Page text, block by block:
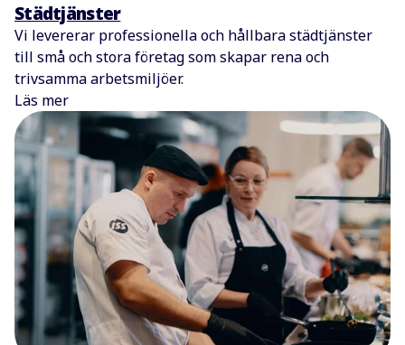
Städtjänster
Vi levererar professionella och hållbara städtjänster
till små och stora företag som skapar rena och
trivsamma arbetsmiljöer.
Läs mer